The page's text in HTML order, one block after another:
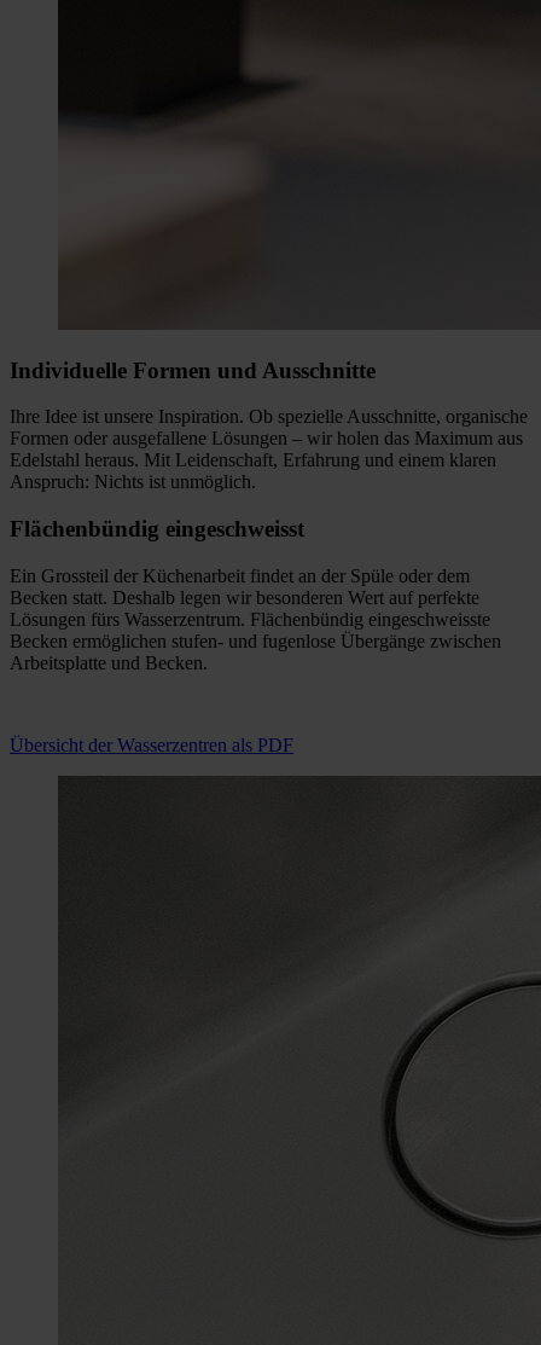
Individuelle Formen und Ausschnitte
Ihre Idee ist unsere Inspiration. Ob spezielle Ausschnitte, organische
Formen oder ausgefallene Lösungen – wir holen das Maximum aus
Edelstahl heraus. Mit Leidenschaft, Erfahrung und einem klaren
Anspruch: Nichts ist unmöglich.
Flächenbündig eingeschweisst
Ein Grossteil der Küchenarbeit findet an der Spüle oder dem
Becken statt. Deshalb legen wir besonderen Wert auf perfekte
Lösungen fürs Wasserzentrum. Flächenbündig eingeschweisste
Becken ermöglichen stufen- und fugenlose Übergänge zwischen
Arbeitsplatte und Becken.
Übersicht der Wasserzentren als PDF